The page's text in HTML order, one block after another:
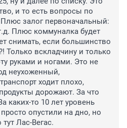
и то есть вопросы по
залог первоначальный:
Плюс коммуналка будет
снимать, если большинство
Только вскладчину и только
руками и ногами. Это не
неухоженный,
ходит плохо,
дорожают. За что
каких-то 10 лет уровень
опустили на дно, но
тут Лас-Вегас.